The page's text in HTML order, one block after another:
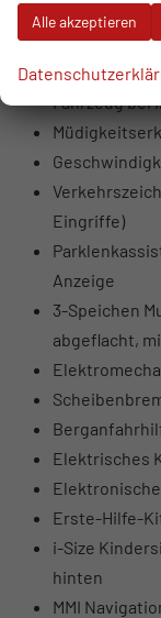
Fahrzeug bei
Eingriffe)
Anzeige
3-Speichen
abgeflacht,
Elektrisches
Erste-Hilfe-
i-Size
hinten
MMI
Alle akzeptieren